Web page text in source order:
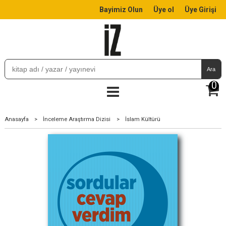
Bayimiz Olun Üye ol Üye Girişi
Ara
0
Anasayfa > İnceleme Araştırma Dizisi > İslam Kültürü